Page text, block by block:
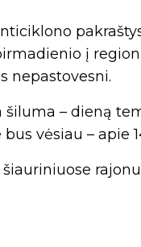
į
nepastovesni.
– dieną
vėsiau – apie